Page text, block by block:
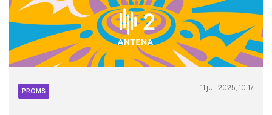
PROMS 11 jul, 2025, 10:17